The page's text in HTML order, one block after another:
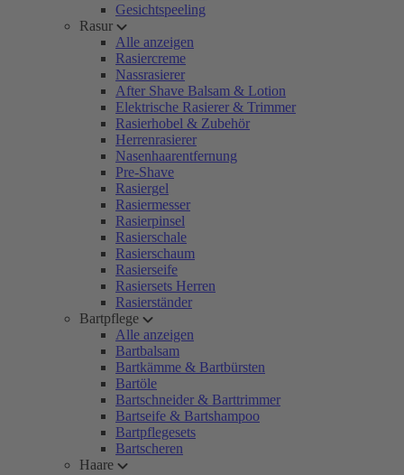
Gesichtspeeling
Rasur
Alle anzeigen
Rasiercreme
Nassrasierer
After Shave Balsam & Lotion
Elektrische Rasierer & Trimmer
Rasierhobel & Zubehör
Herrenrasierer
Nasenhaarentfernung
Pre-Shave
Rasiergel
Rasiermesser
Rasierpinsel
Rasierschale
Rasierschaum
Rasierseife
Rasiersets Herren
Rasierständer
Bartpflege
Alle anzeigen
Bartbalsam
Bartkämme & Bartbürsten
Bartöle
Bartschneider & Barttrimmer
Bartseife & Bartshampoo
Bartpflegesets
Bartscheren
Haare